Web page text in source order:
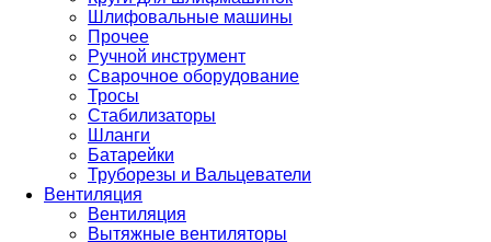
Шлифовальные машины
Прочее
Ручной инструмент
Сварочное оборудование
Тросы
Стабилизаторы
Шланги
Батарейки
Труборезы и Вальцеватели
Вентиляция
Вентиляция
Вытяжные вентиляторы